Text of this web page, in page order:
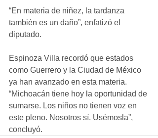
“En materia de niñez, la tardanza
también es un daño”, enfatizó el
diputado.
Espinoza Villa recordó que estados
como Guerrero y la Ciudad de México
ya han avanzado en esta materia.
“Michoacán tiene hoy la oportunidad de
sumarse. Los niños no tienen voz en
este pleno. Nosotros sí. Usémosla”,
concluyó.